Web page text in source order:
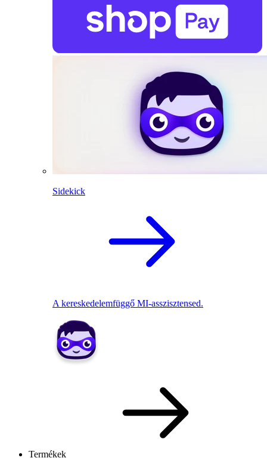
Sidekick
A kereskedelemfüggő MI-asszisztensed.
Termékek